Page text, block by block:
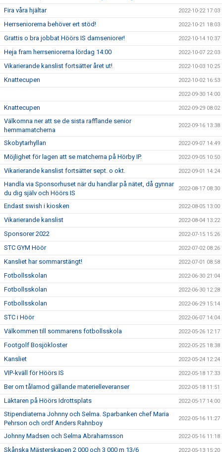
Fira våra hjältar 2022-10-22 17:03
Herrseniorerna behöver ert stöd! 2022-10-21 18:03
Grattis o bra jobbat Höörs IS damseniorer! 2022-10-14 10:37
Heja fram herrseniorerna lördag 14:00 2022-10-07 22:03
Vikarierande kanslist fortsätter året ut! 2022-10-03 10:25
Knattecupen 2022-10-02 16:53
2022-09-30 14:00
Knattecupen 2022-09-29 08:02
Välkomna ner att se de sista rafflande senior
hemmamatcherna
2022-09-16 13:38
Skobytarhyllan 2022-09-07 14:49
Möjlighet för lagen att se matcherna på Hörby IP. 2022-09-05 10:50
Vikarierande kanslist fortsätter sept. o okt. 2022-09-01 14:24
Handla via Sponsorhuset när du handlar på nätet, då gynnar
du dig själv och Höörs IS
2022-08-17 08:30
Endast swish i kiosken 2022-08-05 13:00
Vikarierande kanslist 2022-08-04 13:22
Sponsorer 2022 2022-07-15 15:26
STC GYM Höör 2022-07-02 08:26
Kansliet har sommarstängt! 2022-07-01 08:58
Fotbollsskolan 2022-06-30 21:04
Fotbollsskolan 2022-06-30 12:28
Fotbollsskolan 2022-06-29 15:14
STC i Höör 2022-06-07 14:04
Välkommen till sommarens fotbollsskola 2022-05-26 12:17
Footgolf Bosjökloster 2022-05-25 18:38
Kansliet 2022-05-24 12:24
VIP-kväll för Höörs IS 2022-05-18 17:33
Ber om tålamod gällande materielleveranser 2022-05-18 11:51
Läktaren på Höörs Idrottsplats 2022-05-17 14:00
Stipendiaterna Johnny och Selma. Sparbanken chef Maria
Pehrson och ordf Anders Rahnboy
2022-05-16 11:27
Johnny Madsen och Selma Abrahamsson 2022-05-16 11:18
Skånska Mästerskapen 2 000 och 3 000 m 13/6 2022-05-13 15:20